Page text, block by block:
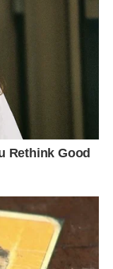
попросив у
їх єдиною дочкою.
була
в гостях
Володя співав під
“З цим пора
чоловіка”.
чоловіка”. –
поскаржилася я.